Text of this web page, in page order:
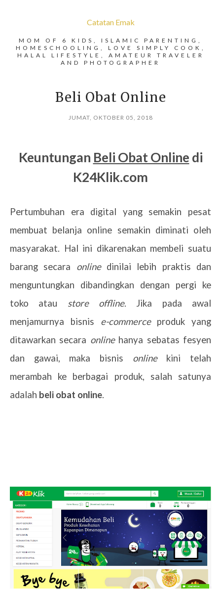
Catatan Emak
MOM OF 6 KIDS, ISLAMIC PARENTING,
HOMESCHOOLING, LOVE SIMPLY COOK,
HALAL LIFESTYLE, AMATEUR TRAVELER
AND PHOTOGRAPHER
Beli Obat Online
JUMAT, OKTOBER 05, 2018
Keuntungan Beli Obat Online di
K24Klik.com
Pertumbuhan era digital yang semakin pesat
membuat belanja online semakin diminati oleh
masyarakat. Hal ini dikarenakan membeli suatu
barang secara onlinedinilai lebih praktis dan
menguntungkan dibandingkan dengan pergi ke
toko atau store offline. Jika pada awal
menjamurnya bisnis e-commerceproduk yang
ditawarkan secara onlinehanya sebatas fesyen
dan gawai, maka bisnis onlinekini telah
merambah ke berbagai produk, salah satunya
adalah beli obat online.